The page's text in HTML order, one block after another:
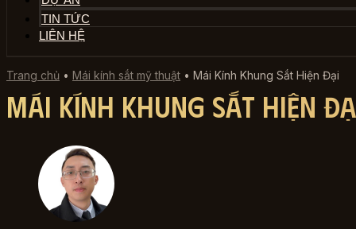
TIN TỨC
LIÊN HỆ
Trang chủ • Mái kính sắt mỹ thuật • Mái Kính Khung Sắt Hiện Đại
Mái Kính Khung Sắt Hiện